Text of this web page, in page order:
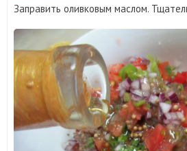
Заправить оливковым маслом.